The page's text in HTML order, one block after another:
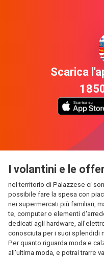
Scarica
I volantini e le
nel territorio di Palazzese ci
possibile fare la spesa con
nei supermercati più familiari,
te, computer o elementi
dedicati agli hardware,
conosciuta per i suoi splendidi
Per quanto riguarda moda e
all'ultima moda, e potrai trarre